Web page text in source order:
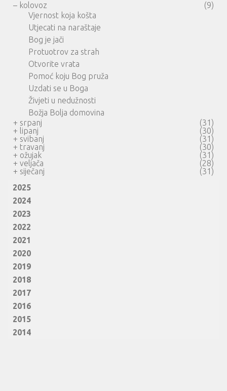
– kolovoz
(9)
Vjernost koja košta
Utjecati na naraštaje
Bog je jači
Protuotrov za strah
Otvorite vrata
Pomoć koju Bog pruža
Uzdati se u Boga
Živjeti u nedužnosti
Božja Bolja domovina
+ srpanj
(31)
+ lipanj
(30)
+ svibanj
(31)
+ travanj
(30)
+ ožujak
(31)
+ veljača
(28)
+ siječanj
(31)
2025
2024
2023
2022
2021
2020
2019
2018
2017
2016
2015
2014